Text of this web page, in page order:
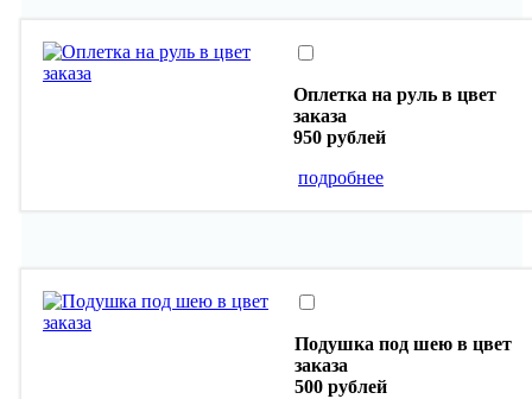
Оплетка на руль в цвет
заказа
950 рублей
подробнее
Подушка под шею в цвет
заказа
500 рублей